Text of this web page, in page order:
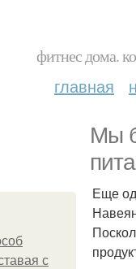
фитнес дома.
главная
Мы
с
Еще